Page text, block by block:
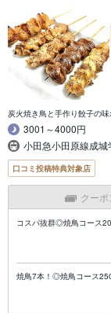
炭火焼き鳥と手作り餃子の
3001～4000円
小田急小田原線成
口コミ投稿特典対象店
クーポ
コスパ抜群◎焼鳥コース
焼鳥7本！◎焼鳥コース